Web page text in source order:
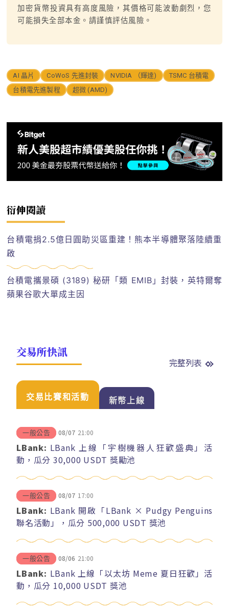
加密貨幣投資具有高度風險，其價格可能波動劇烈，您
可能損失全部本金。請謹慎評估風險。
AI 晶片 CoWoS 先進封裝 NVIDIA （輝達)
TSMC 台積電
台積電先進製程
超微 (AMD)
衍伸閱讀
台積電捐2.5億日圓助災區重建！熊本半導體聚落陸續重
啟
台積電攜景碩 (3189) 秘研「類 EMIB」封裝，英特爾奪
蘋果谷歌大單成主因
交易所快訊
完整列表
交易比賽和活動 新幣上線
一般公告 08/07 21:00
LBank: LBank 上線「宇樹機器人狂歡盛典」活
動，瓜分 30,000 USDT 獎勵池
一般公告 08/07 17:00
LBank: LBank 開啟「LBank × Pudgy Penguins
聯名活動」，瓜分 500,000 USDT 獎池
一般公告 08/06 21:00
LBank: LBank 上線「以太坊 Meme 夏日狂歡」活
動，瓜分 10,000 USDT 獎池